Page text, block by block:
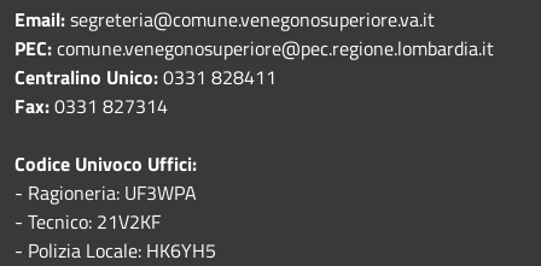
Email:segreteria@comune.venegonosuperiore.va.it
PEC:comune.venegonosuperiore@pec.regione.lombardia.it
Centralino Unico:0331 828411
Fax:0331 827314
Codice Univoco Uffici:
- Ragioneria: UF3WPA
- Tecnico: 21V2KF
- Polizia Locale: HK6YH5